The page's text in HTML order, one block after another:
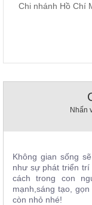
Thất
Nhà
Chi nhánh Hồ Chí
Nhấn
Không gian sống
như sự phát triển trí
cách trong con
mạnh,sáng tạo,
còn nhỏ nhé!